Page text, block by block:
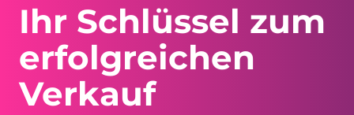
Ihr Schlüssel zum
erfolgreichen
Verkauf